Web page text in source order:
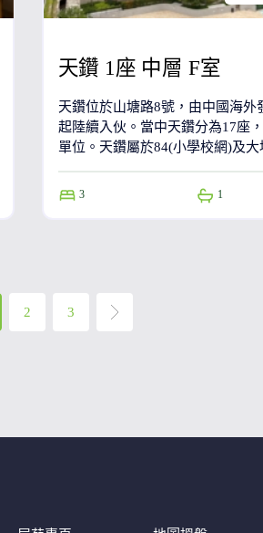
天鑽 1座 中層 F室
天鑽位於山塘路8號，由中國海外
起陸續入伙。當中天鑽分為17座
單位。天鑽屬於84(小學校網)及大
3 1
2 3